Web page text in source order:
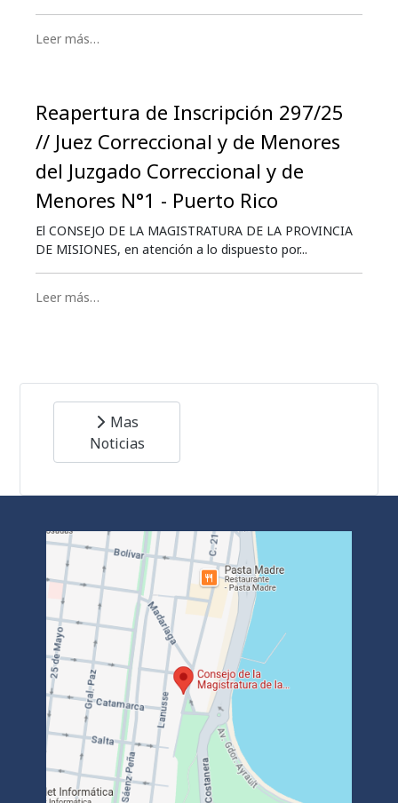
Leer más…
Reapertura de Inscripción 297/25
// Juez Correccional y de Menores
del Juzgado Correccional y de
Menores N°1 - Puerto Rico
El CONSEJO DE LA MAGISTRATURA DE LA PROVINCIA
DE MISIONES, en atención a lo dispuesto por...
Leer más…
Mas
Noticias